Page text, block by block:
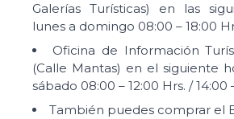
Galerías Turísticas) en las
lunes a domingo 08:00 – 18:00
Oficina de Información
(Calle Mantas) en el siguiente
sábado 08:00 – 12:00 Hrs. / 14:00
También puedes comprar el